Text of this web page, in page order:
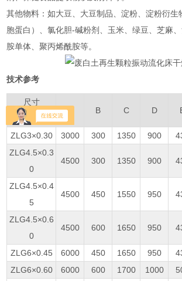
其他物料‌：如大豆、大豆制品、淀粉、淀粉衍生
胞蛋白）、氯化胆-碱粉剂、玉米、绿豆、芝麻
胺单体、聚丙烯酰胺等‌。
技术参考
尺寸
型号
A B C D
ZLG3×0.30
3000 300 1350 900
ZLG4.5×0.3
0
4500 300 1350 900
ZLG4.5×0.4
5
4500 450 1550 950
ZLG4.5×0.6
0
4500 600 1650 950
ZLG6×0.45 6000 450 1650 950
ZLG6×0.60
6000 600 1700 1000